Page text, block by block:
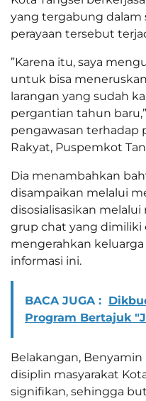
yang tergabung dalam
perayaan tersebut
”Karena itu, saya
untuk bisa
larangan yang sudah
pergantian tahun
pengawasan terhadap
Rakyat, Puspemkot
Dia menambahkan
disampaikan melalui
disosialisasikan melalui
grup chat yang dimiliki
mengerahkan
informasi ini.
BACA JUGA :
Program Bertajuk
Belakangan,
disiplin masyarakat
signifikan, sehingga